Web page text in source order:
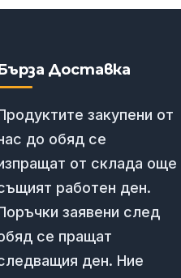
Доставка
закупени от
до обяд се
от склада още
работен ден.
заявени след
се пращат
ден. Ние